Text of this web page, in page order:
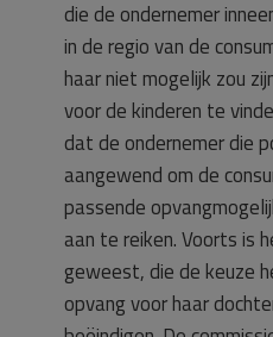
die de ondernemer
in de regio van de
haar niet mogelijk zou
voor de kinderen te
dat de ondernemer die
aangewend om de
passende
aan te reiken. Voorts is
geweest, die de keuze
opvang voor haar